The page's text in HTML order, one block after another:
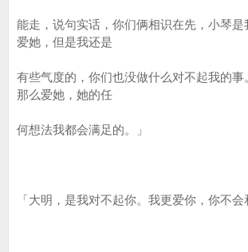
能走，说句实话，你们俩相识在先，小琴是
爱她，但是我还是
有些气度的，你们也没做什么对不起我的
那么爱她，她的任
何想法我都会满足的。」
「大明，是我对不起你。我更爱你，你不会